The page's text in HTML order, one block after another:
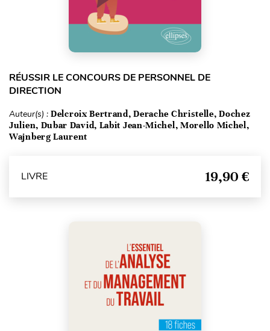
RÉUSSIR LE CONCOURS DE PERSONNEL DE
DIRECTION
Auteur(s) : Delcroix Bertrand, Derache Christelle, Dochez
Julien, Dubar David, Labit Jean-Michel, Morello Michel,
Wajnberg Laurent
LIVRE 19,90 €